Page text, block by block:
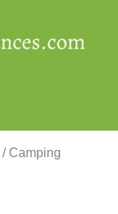
/ Camping